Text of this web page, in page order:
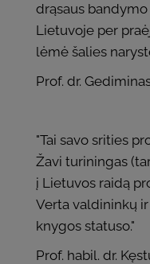
drąsaus
Lietuvoje per
lėmė šalies
Prof. dr.
"Tai savo srities
Žavi turiningas
į Lietuvos raidą
Verta valdininkų
knygos statuso."
Prof. habil. dr.